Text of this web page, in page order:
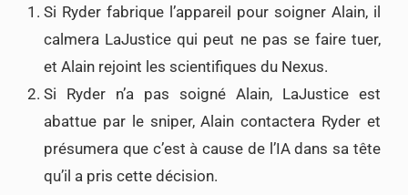
Si Ryder fabrique l’appareil pour soigner Alain, il
calmera LaJustice qui peut ne pas se faire tuer,
et Alain rejoint les scientifiques du Nexus.
Si Ryder n’a pas soigné Alain, LaJustice est
abattue par le sniper, Alain contactera Ryder et
présumera que c’est à cause de l’IA dans sa tête
qu’il a pris cette décision.